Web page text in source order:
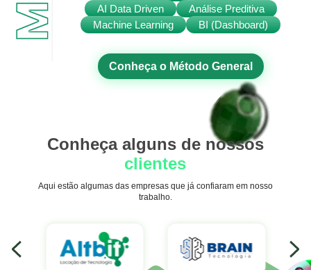
AI Data Driven
Análise Preditiva
Machine Learning
BI (Dashboard)
Conheça o Método General
Conheça alguns de nossos
clientes
Aqui estão algumas das empresas que já confiaram em nosso
trabalho.